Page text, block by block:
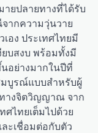
ยปลายทางที่ได้รับ
ากความวุ่นวาย
อง ประเทศไทยมี
บสงบ พร้อมทั้งมี
อย่างมากในปีที่
บูรณ์แบบสำหรับผู้
างจิตวิญญาณ จาก
ศไทยเต็มไปด้วย
ะเชื่อมต่อกับตัว